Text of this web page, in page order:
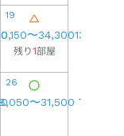
19
〜34,300
残り1部屋
26
〜31,500
13,550
7,650